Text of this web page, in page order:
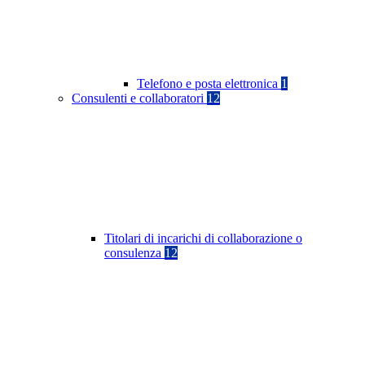
Telefono e posta elettronica 1
Consulenti e collaboratori 12
Titolari di incarichi di collaborazione o
consulenza 12